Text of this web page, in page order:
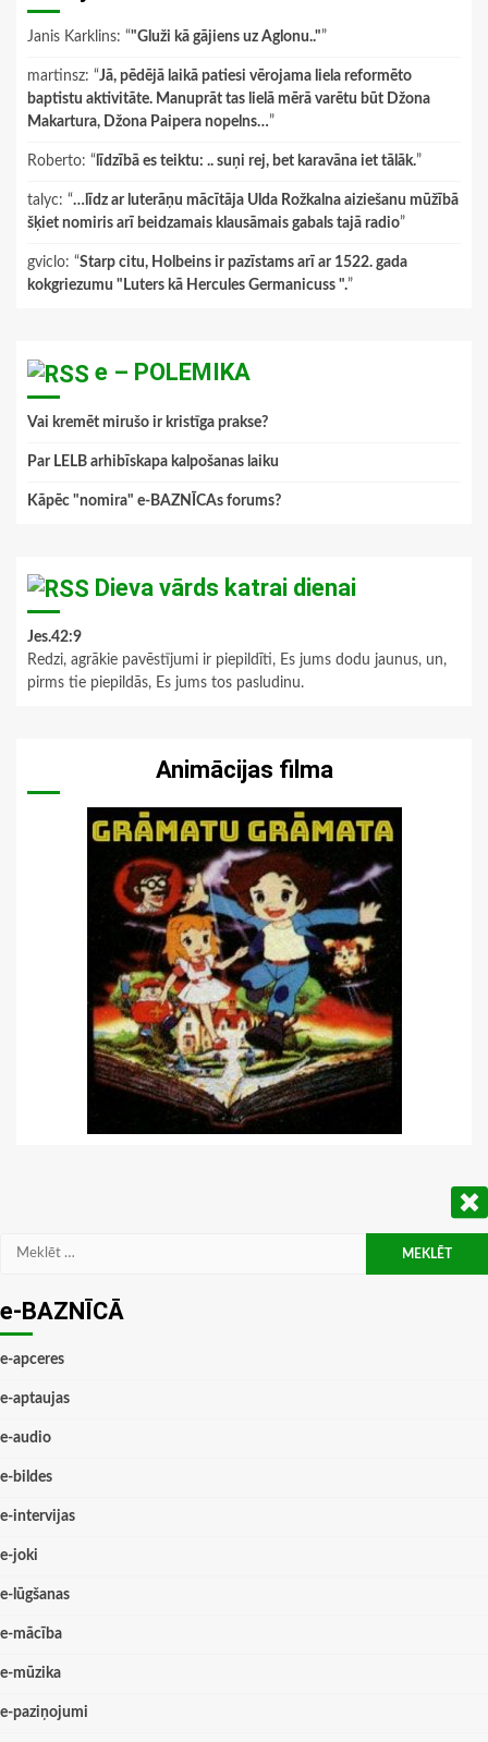
Janis Karklins: “"Gluži kā gājiens uz Aglonu.."”
martinsz: “Jā, pēdējā laikā patiesi vērojama liela reformēto
baptistu aktivitāte. Manuprāt tas lielā mērā varētu būt Džona
Makartura, Džona Paipera nopelns…”
Roberto: “ līdzībā es teiktu: .. suņi rej, bet karavāna iet tālāk.”
talyc: “…līdz ar luterāņu mācītāja Ulda Rožkalna aiziešanu mūžībā
šķiet nomiris arī beidzamais klausāmais gabals tajā radio”
gviclo: “Starp citu, Holbeins ir pazīstams arī ar 1522. gada
kokgriezumu "Luters kā Hercules Germanicuss ".”
e – POLEMIKA
Vai kremēt mirušo ir kristīga prakse?
Par LELB arhibīskapa kalpošanas laiku
Kāpēc "nomira" e-BAZNĪCAs forums?
Dieva vārds katrai dienai
Jes.42:9
Redzi, agrākie pavēstījumi ir piepildīti, Es jums dodu jaunus, un,
pirms tie piepildās, Es jums tos pasludinu.
Animācijas filma
Meklēt:
e-BAZNĪCĀ
e-apceres
e-aptaujas
e-audio
e-bildes
e-intervijas
e-joki
e-lūgšanas
e-mācība
e-mūzika
e-paziņojumi